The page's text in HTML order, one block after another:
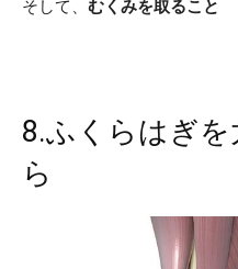
そして、 むくみを取ること
8.ふくらはぎ
ら